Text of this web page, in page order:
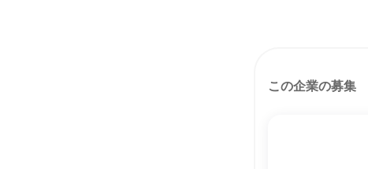
この企業の募集